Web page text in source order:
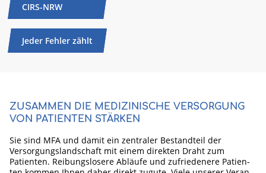
CIRS-NRW
Jeder Fehler zählt
ZUSAMMEN DIE MEDIZINISCHE VERSORGUNG
VON PATIENTEN STÄRKEN
Sie sind MFA und damit ein zen­traler Bestand­teil der
Versorgungs­landschaft mit einem direkten Draht zum
Patienten. Reibungs­losere Abläufe und zufrie­denere Patien­